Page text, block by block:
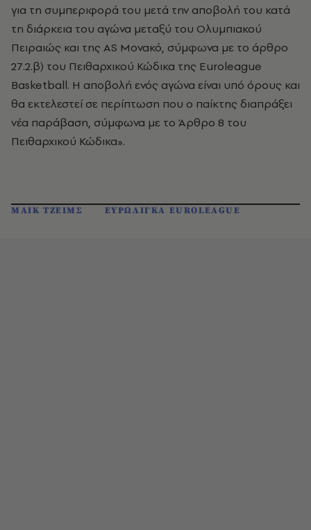
για τη συμπεριφορά του μετά την αποβολή του κατά
τη διάρκεια του αγώνα μεταξύ του Ολυμπιακού
Πειραιώς και της AS Μονακό, σύμφωνα με το άρθρο
27.2.β) του Πειθαρχικού Κώδικα της Euroleague
Basketball. Η αποβολή ενός αγώνα είναι υπό όρους και
θα εκτελεστεί σε περίπτωση που ο παίκτης διαπράξει
νέα παράβαση, σύμφωνα με το Άρθρο 8 του
Πειθαρχικού Κώδικα».
ΜΑΙΚ ΤΖΕΙΜΣ ΕΥΡΩΛΙΓΚΑ EUROLEAGUE